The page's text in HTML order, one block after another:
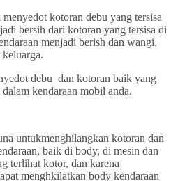
kotoran debu yang tersisa
bersih dari kotoran yang tersisa di
menjadi berish dan wangi,
debu dan kotoran baik yang
kendaraan mobil anda.
untukmenghilangkan kotoran dan
baik di body, di mesin dan
terlihat kotor, dan karena
menghkilatkan body kendaraan